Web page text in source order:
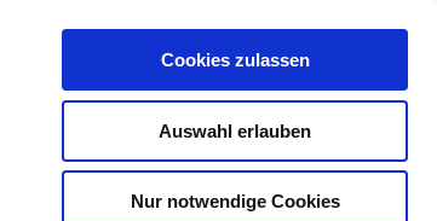
Cookies zulassen
Auswahl erlauben
Nur notwendige Cookies